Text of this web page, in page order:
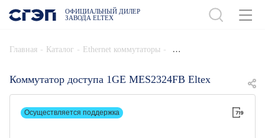
ОФИЦИАЛЬНЫЙ ДИЛЕР
ЗАВОДА ELTEX
Главная - Каталог - Ethernet коммутаторы -
Коммутатор доступа 1GE MES2324FB Eltex
Осуществляется поддержка